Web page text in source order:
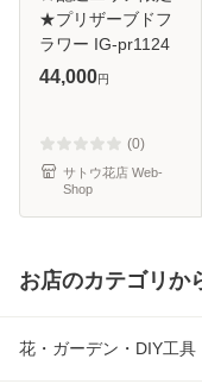
★プリザーブドフ
ラワー IG-pr1124
44,000円
(0)
サトウ花店 Web-
Shop
お店のカテゴリか
花・ガーデン・DIY工具